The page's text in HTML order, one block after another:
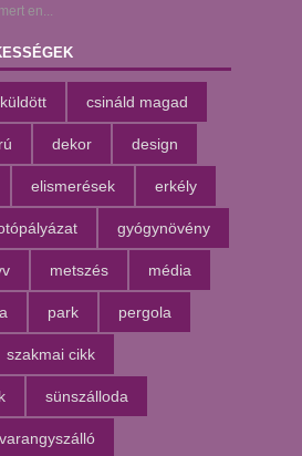
en...
csináld magad
dekor design
elismerések erkély
gyógynövény
metszés média
park pergola
szakmai cikk
sünszálloda
varangyszálló